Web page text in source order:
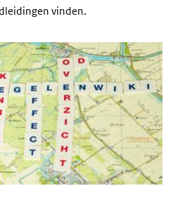
vinden.